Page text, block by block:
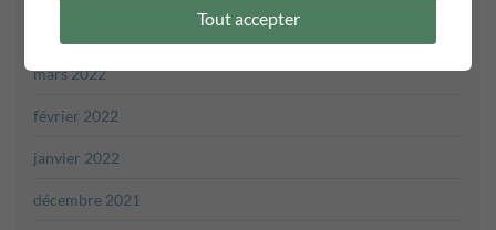
mars 2022
février 2022
janvier 2022
décembre 2021
Tout accepter